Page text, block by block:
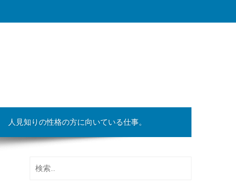
人見知りの性格の方に向いている仕事。
索: